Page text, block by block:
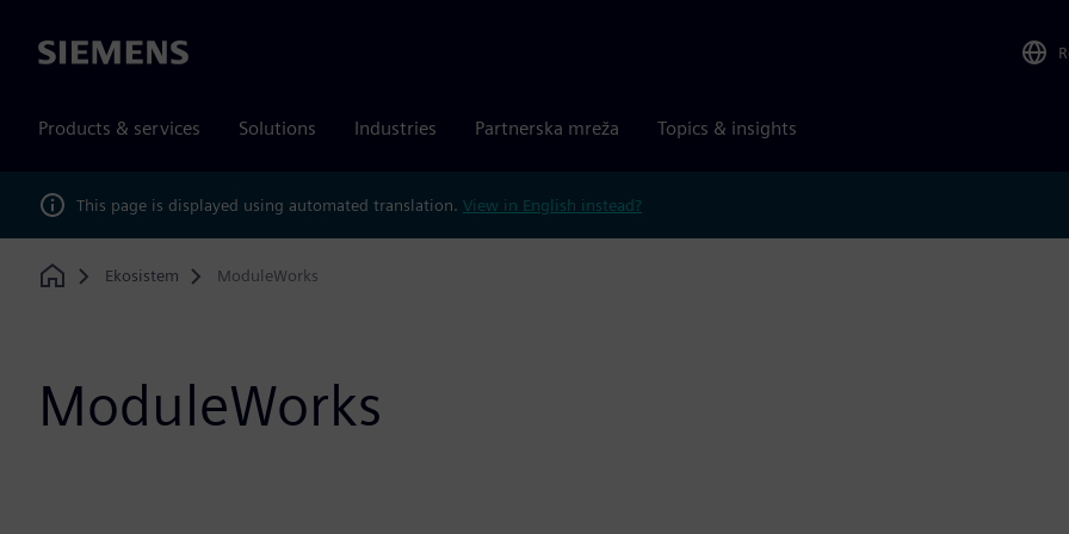
Siemens
Products & services Solutions Industries Partnerska mreža Topics & insights
This page is displayed using automated translation. View in English instead?
Home
Ekosistem ModuleWorks
ModuleWorks